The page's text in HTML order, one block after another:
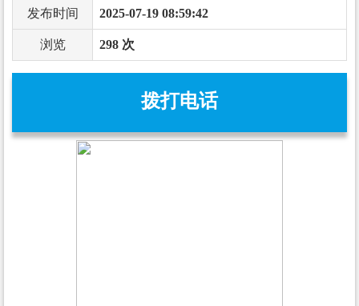
发布时间 2025-07-19 08:59:42
浏览 298 次
拨打电话